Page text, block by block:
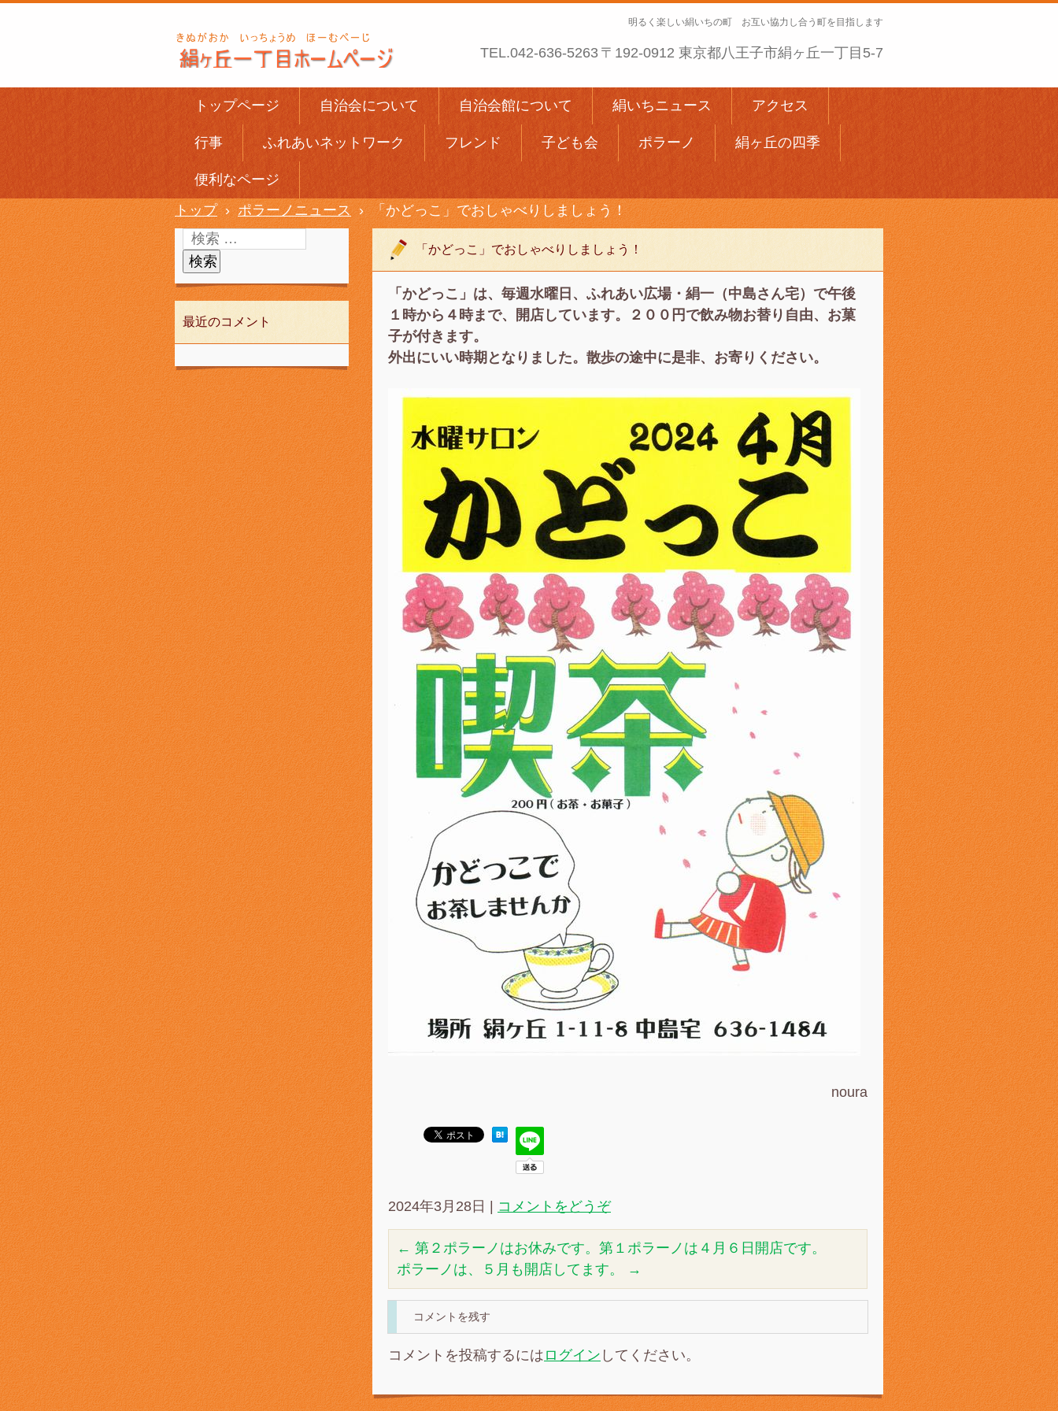
明るく楽しい絹いちの町 お互い協力し合う町を目指します
TEL.042-636-5263 〒192-0912 東京都八王子市絹ヶ丘一丁目5-7
トップページ 自治会について 自治会館について 絹いちニュース アクセス
行事 ふれあいネットワーク フレンド 子ども会 ポラーノ 絹ヶ丘の四季
便利なページ
トップ › ポラーノニュース › 「かどっこ」でおしゃべりしましょう！
「かどっこ」でおしゃべりしましょう！
「かどっこ」は、毎週水曜日、ふれあい広場・絹一（中島さん宅）で午後
１時から４時まで、開店しています。２００円で飲み物お替り自由、お菓
子が付きます。
外出にいい時期となりました。散歩の途中に是非、お寄りください。
noura
2024年3月28日 コメントをどうぞ
← 第２ポラーノはお休みです。第１ポラーノは４月６日開店です。
ポラーノは、５月も開店してます。
→
コメントを残す
コメントを投稿するには ログイン してください。
最近のコメント